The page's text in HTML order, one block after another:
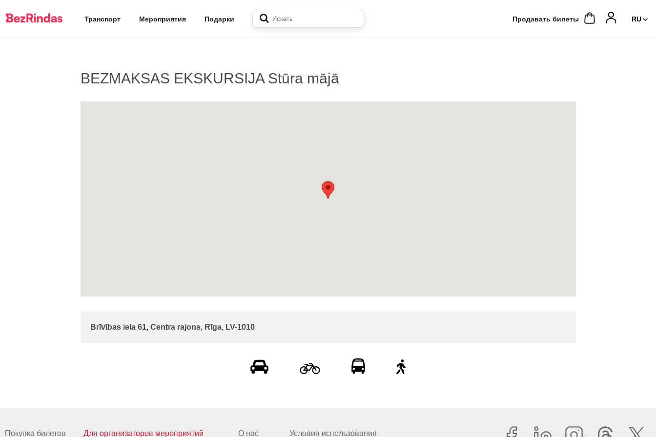
Транспорт Мероприятия Подарки Продавать билеты
BEZMAKSAS EKSKURSIJA Stūra mājā
Brīvības iela 61, Centra rajons, Rīga, LV-1010
Покупка билетов Для организаторов мероприятий О нас Условия использования